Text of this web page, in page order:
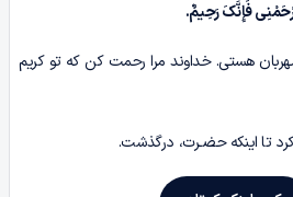
فَإِنَّکَ رَحِیمٌ.
هستی. خداوند مرا رحمت کن که تو کریم
تا اینکه حضـرت، درگذشت.